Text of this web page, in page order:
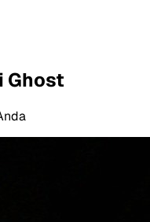
Ghost